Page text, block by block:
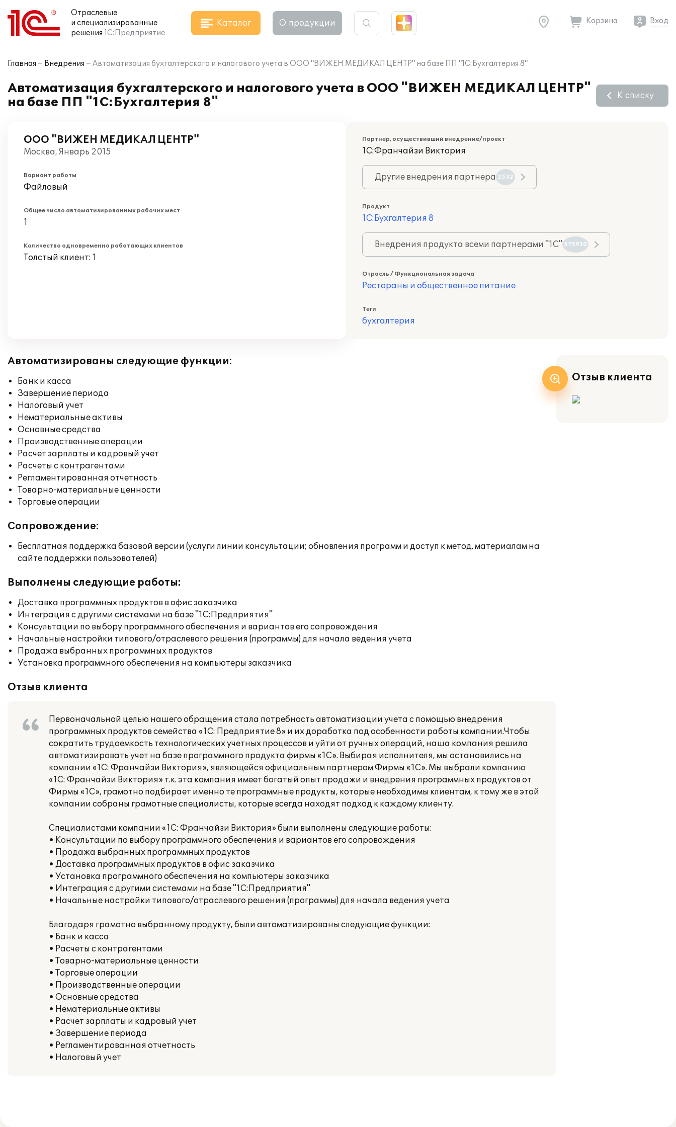
Отраслевые
и специализированные
решения 1С:Предприятие
Каталог О продукции Корзина Вход
Главная Внедрения Автоматизация бухгалтерского и налогового учета в ООО "ВИЖЕН МЕДИКАЛ ЦЕНТР" на базе ПП "1С:Бухгалтерия 8"
Автоматизация бухгалтерского и налогового учета в ООО "ВИЖЕН МЕДИКАЛ ЦЕНТР"
на базе ПП "1С:Бухгалтерия 8"
К списку
ООО "ВИЖЕН МЕДИКАЛ ЦЕНТР"
Москва, Январь 2015
Вариант работы
Файловый
Общее число автоматизированных рабочих мест
1
Количество одновременно работающих клиентов
Толстый клиент: 1
Партнер, осуществивший внедрение/проект
1С:Франчайзи Виктория
Другие внедрения партнера 2532
Продукт
1С:Бухгалтерия 8
Внедрения продукта всеми партнерами "1С" 575930
Отрасль / Функциональная задача
Рестораны и общественное питание
Теги
бухгалтерия
Автоматизированы следующие функции:
Банк и касса
Завершение периода
Налоговый учет
Нематериальные активы
Основные средства
Производственные операции
Расчет зарплаты и кадровый учет
Расчеты с контрагентами
Регламентированная отчетность
Товарно-материальные ценности
Торговые операции
Сопровождение:
Бесплатная поддержка базовой версии (услуги линии консультации; обновления программ и доступ к метод. материалам на
сайте поддержки пользователей)
Выполнены следующие работы:
Доставка программных продуктов в офис заказчика
Интеграция с другими системами на базе "1С:Предприятия"
Консультации по выбору программного обеспечения и вариантов его сопровождения
Начальные настройки типового/отраслевого решения (программы) для начала ведения учета
Продажа выбранных программных продуктов
Установка программного обеспечения на компьютеры заказчика
Отзыв клиента
Первоначальной целью нашего обращения стала потребность автоматизации учета с помощью внедрения
программных продуктов семейства «1С: Предприятие 8» и их доработка под особенности работы компании.Чтобы
сократить трудоемкость технологических учетных процессов и уйти от ручных операций, наша компания решила
автоматизировать учет на базе программного продукта фирмы «1С». Выбирая исполнителя, мы остановились на
компании «1С: Франчайзи Виктория», являющейся официальным партнером Фирмы «1С». Мы выбрали компанию
«1С: Франчайзи Виктория» т.к. эта компания имеет богатый опыт продажи и внедрения программных продуктов от
Фирмы «1С», грамотно подбирает именно те программные продукты, которые необходимы клиентам, к тому же в этой
компании собраны грамотные специалисты, которые всегда находят подход к каждому клиенту.
Специалистами компании «1С: Франчайзи Виктория» были выполнены следующие работы:
• Консультации по выбору программного обеспечения и вариантов его сопровождения
• Продажа выбранных программных продуктов
• Доставка программных продуктов в офис заказчика
• Установка программного обеспечения на компьютеры заказчика
• Интеграция с другими системами на базе "1С:Предприятия"
• Начальные настройки типового/отраслевого решения (программы) для начала ведения учета
Благодаря грамотно выбранному продукту, были автоматизированы следующие функции:
• Банк и касса
• Расчеты с контрагентами
• Товарно-материальные ценности
• Торговые операции
• Производственные операции
• Основные средства
• Нематериальные активы
• Расчет зарплаты и кадровый учет
• Завершение периода
• Регламентированная отчетность
• Налоговый учет
Отзыв клиента